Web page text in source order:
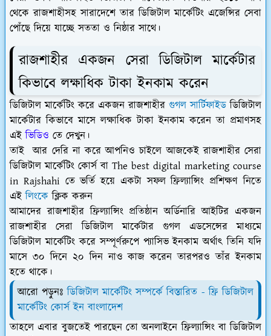
থেকে রাজশাহীসহ সারাদেশে তার ডিজিটাল মার্কেটিং এজেন্সির সেবা
পোঁছে দিয়ে যাচ্ছে সততা ও নিষ্ঠার সাথে।
রাজশাহীর একজন সেরা ডিজিটাল মার্কেটার
কিভাবে লক্ষাধিক টাকা ইনকাম করেন
ডিজিটাল মার্কেটিং করে একজন রাজশাহীর গুগল সার্টিফাইড ডিজিটাল
মার্কেটার কিভাবে মাসে লক্ষাধিক টাকা ইনকাম করেন তা প্রমাণসহ
এইভিডিও তে দেখুন।
তাই আর দেরি না করে আপনিও চাইলে আজকেই রাজশাহীর সেরা
ডিজিটাল মার্কেটিং কোর্স বা The best digital marketing course
in Rajshahi তে ভর্তি হয়ে একটা সফল ফ্রিল্যান্সিং প্রশিক্ষণ নিতে
এইলিংকে ক্লিক করুন
আমাদের রাজশাহীর ফ্রিল্যান্সিং প্রতিষ্ঠান অর্ডিনারি আইটির একজন
রাজশাহীর সেরা ডিজিটাল মার্কেটার গুগল এডসেন্সের মাধ্যমে
ডিজিটাল মার্কেটিং করে সম্পূর্ণরুপে প্যাসিভ ইনকাম অর্থাৎ তিনি যদি
মাসে ৩০ দিনে ২০ দিন নাও কাজ করেন তারপরও তাঁর ইনকাম
হতে থাকে।
আরো পড়ুনঃডিজিটাল মার্কেটিং সম্পর্কে বিস্তারিত - ফ্রি ডিজিটাল
মার্কেটিং কোর্স ইন বাংলাদেশ
তাহলে এবার বুজতেই পারছেন তো অনলাইনে ফ্রিল্যান্সিং বা ডিজিটাল